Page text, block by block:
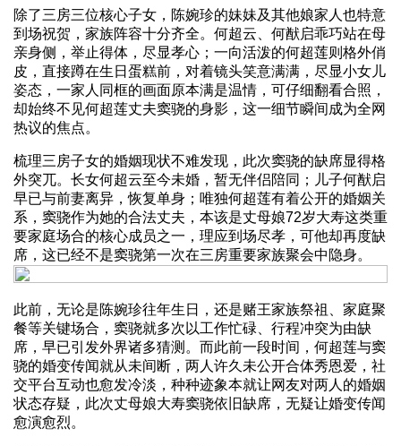
除了三房三位核心子女，陈婉珍的妹妹及其他娘家人也特意
到场祝贺，家族阵容十分齐全。何超云、何猷启乖巧站在母
亲身侧，举止得体，尽显孝心；一向活泼的何超莲则格外俏
皮，直接蹲在生日蛋糕前，对着镜头笑意满满，尽显小女儿
姿态，一家人同框的画面原本满是温情，可仔细翻看合照，
却始终不见何超莲丈夫窦骁的身影，这一细节瞬间成为全网
热议的焦点。
梳理三房子女的婚姻现状不难发现，此次窦骁的缺席显得格
外突兀。长女何超云至今未婚，暂无伴侣陪同；儿子何猷启
早已与前妻离异，恢复单身；唯独何超莲有着公开的婚姻关
系，窦骁作为她的合法丈夫，本该是丈母娘72岁大寿这类重
要家庭场合的核心成员之一，理应到场尽孝，可他却再度缺
席，这已经不是窦骁第一次在三房重要家族聚会中隐身。
此前，无论是陈婉珍往年生日，还是赌王家族祭祖、家庭聚
餐等关键场合，窦骁就多次以工作忙碌、行程冲突为由缺
席，早已引发外界诸多猜测。而此前一段时间，何超莲与窦
骁的婚变传闻就从未间断，两人许久未公开合体秀恩爱，社
交平台互动也愈发冷淡，种种迹象本就让网友对两人的婚姻
状态存疑，此次丈母娘大寿窦骁依旧缺席，无疑让婚变传闻
愈演愈烈。